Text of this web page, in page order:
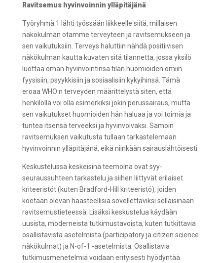
Ravitsemus hyvinvoinnin ylläpitäjänä
Työryhmä 1 lähti työssään liikkeelle siitä, millaisen
näkökulman otamme terveyteen ja ravitsemukseen ja
sen vaikutuksiin. Terveys haluttiin nähdä positiivisen
näkökulman kautta kuvaten sitä tilannetta, jossa yksilö
luottaa oman hyvinvointinsa tilan huomioiden omiin
fyysisiin, psyykkisiin ja sosiaalisiin kykyihinsä. Tämä
eroaa WHO:n terveyden määrittelystä siten, että
henkilöllä voi olla esimerkiksi jokin perussairaus, mutta
sen vaikutukset huomioiden hän haluaa ja voi toimia ja
tuntea itsensä terveeksi ja hyvinvoivaksi. Samoin
ravitsemuksen vaikutusta tullaan tarkastelemaan
hyvinvoinnin ylläpitäjänä, eikä niinkään sairauslähtöisesti.
Keskustelussa keskeisinä teemoina ovat syy-
seuraussuhteen tarkastelu ja siihen liittyvät erilaiset
kriteeristöt (kuten Bradford-Hill kriteeristö), joiden
koetaan olevan haasteellisia sovellettaviksi sellaisinaan
ravitsemustieteessä. Lisäksi keskustelua käydään
uusista, moderneista tutkimustavoista, kuten tutkittavia
osallistavista asetelmista (participatory ja citizen science
näkökulmat) ja N-of-1 -asetelmista. Osallistavia
tutkimusmenetelmiä voidaan erityisesti hyödyntää